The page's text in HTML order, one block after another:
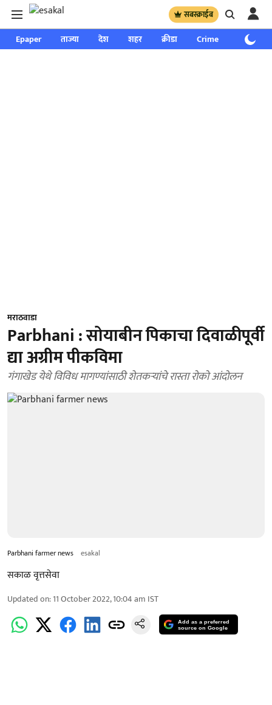
सबस्क्राईब
Epaper ताज्या देश शहर क्रीडा Crime साप्ताहिक
मराठवाडा
Parbhani : सोयाबीन पिकाचा दिवाळीपूर्वी
द्या अग्रीम पीकविमा
गंगाखेड येथे विविध मागण्यांसाठी शेतकऱ्यांचे रास्ता रोको आंदोलन
Parbhani farmer news esakal
सकाळ वृत्तसेवा
Updated on:11 October 2022, 10:04 am IST
Add as a preferred
source on Google